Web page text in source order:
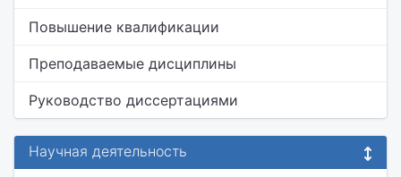
Повышение квалификации
Преподаваемые дисциплины
Руководство диссертациями
Научная деятельность